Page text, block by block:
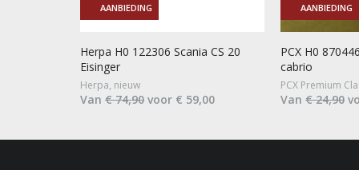
AANBIEDING
Herpa H0 122306 Scania CS 20
Eisinger
Herpa, nieuw
Van € 74,90 voor € 59,00
AANBIEDING
PCX H0
cabrio
PCX Premium
Van € 24,90